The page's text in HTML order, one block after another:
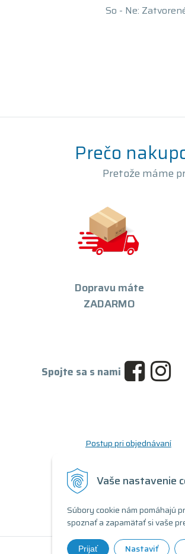
Vaše nastavenie
Súbory cookie nám pomáhajú
spoznať a zapamätať si vaše
Prijať Nastaviť
So - Ne:
Prečo
Pretože máme
Dopravu máte
ZADARMO
Spojte sa s nami
Postup pri objednávaní
Reklamačný formulár
Odstúpenie od zmluvy